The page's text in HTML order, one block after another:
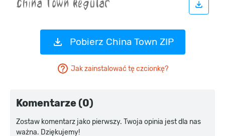
Pobierz China Town ZIP
Jak zainstalować tę czcionkę?
Komentarze (0)
Zostaw komentarz jako pierwszy. Twoja opinia jest dla nas
ważna. Dziękujemy!